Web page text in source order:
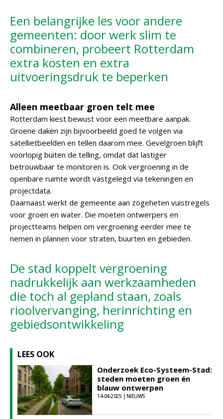
Een belangrijke les voor andere
gemeenten: door werk slim te
combineren, probeert Rotterdam
extra kosten en extra
uitvoeringsdruk te beperken
Alleen meetbaar groen telt mee
Rotterdam kiest bewust voor een meetbare aanpak.
Groene daken zijn bijvoorbeeld goed te volgen via
satellietbeelden en tellen daarom mee. Gevelgroen blijft
voorlopig buiten de telling, omdat dat lastiger
betrouwbaar te monitoren is. Ook vergroening in de
openbare ruimte wordt vastgelegd via tekeningen en
projectdata.
Daarnaast werkt de gemeente aan zogeheten vuistregels
voor groen en water. Die moeten ontwerpers en
projectteams helpen om vergroening eerder mee te
nemen in plannen voor straten, buurten en gebieden.
De stad koppelt vergroening
nadrukkelijk aan werkzaamheden
die toch al gepland staan, zoals
rioolvervanging, herinrichting en
gebiedsontwikkeling
LEES OOK
Onderzoek Eco-Systeem-Stad:
steden moeten groen én
blauw ontwerpen
14-04-2025 | NIEUWS